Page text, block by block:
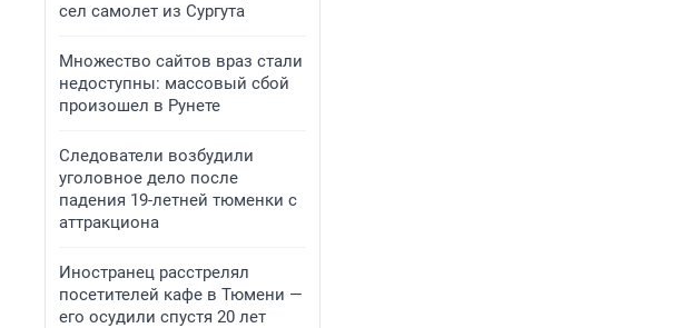
сел самолет из Сургута
Множество сайтов враз стали
недоступны: массовый сбой
произошел в Рунете
Следователи возбудили
уголовное дело после
падения 19-летней тюменки с
аттракциона
Иностранец расстрелял
посетителей кафе в Тюмени —
его осудили спустя 20 лет